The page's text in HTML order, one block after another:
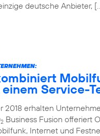
deutsche Anbieter,
Service-
2018 erhalten
2 Business Fusion offeriert O
Internet und